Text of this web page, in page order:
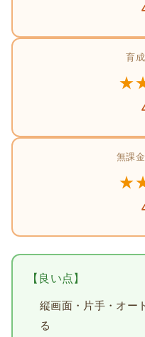
育
無課
【良い点】
縦画面・片手・オー
る